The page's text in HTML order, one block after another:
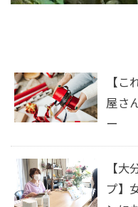
【こ
屋さ
ー
【大
プ】